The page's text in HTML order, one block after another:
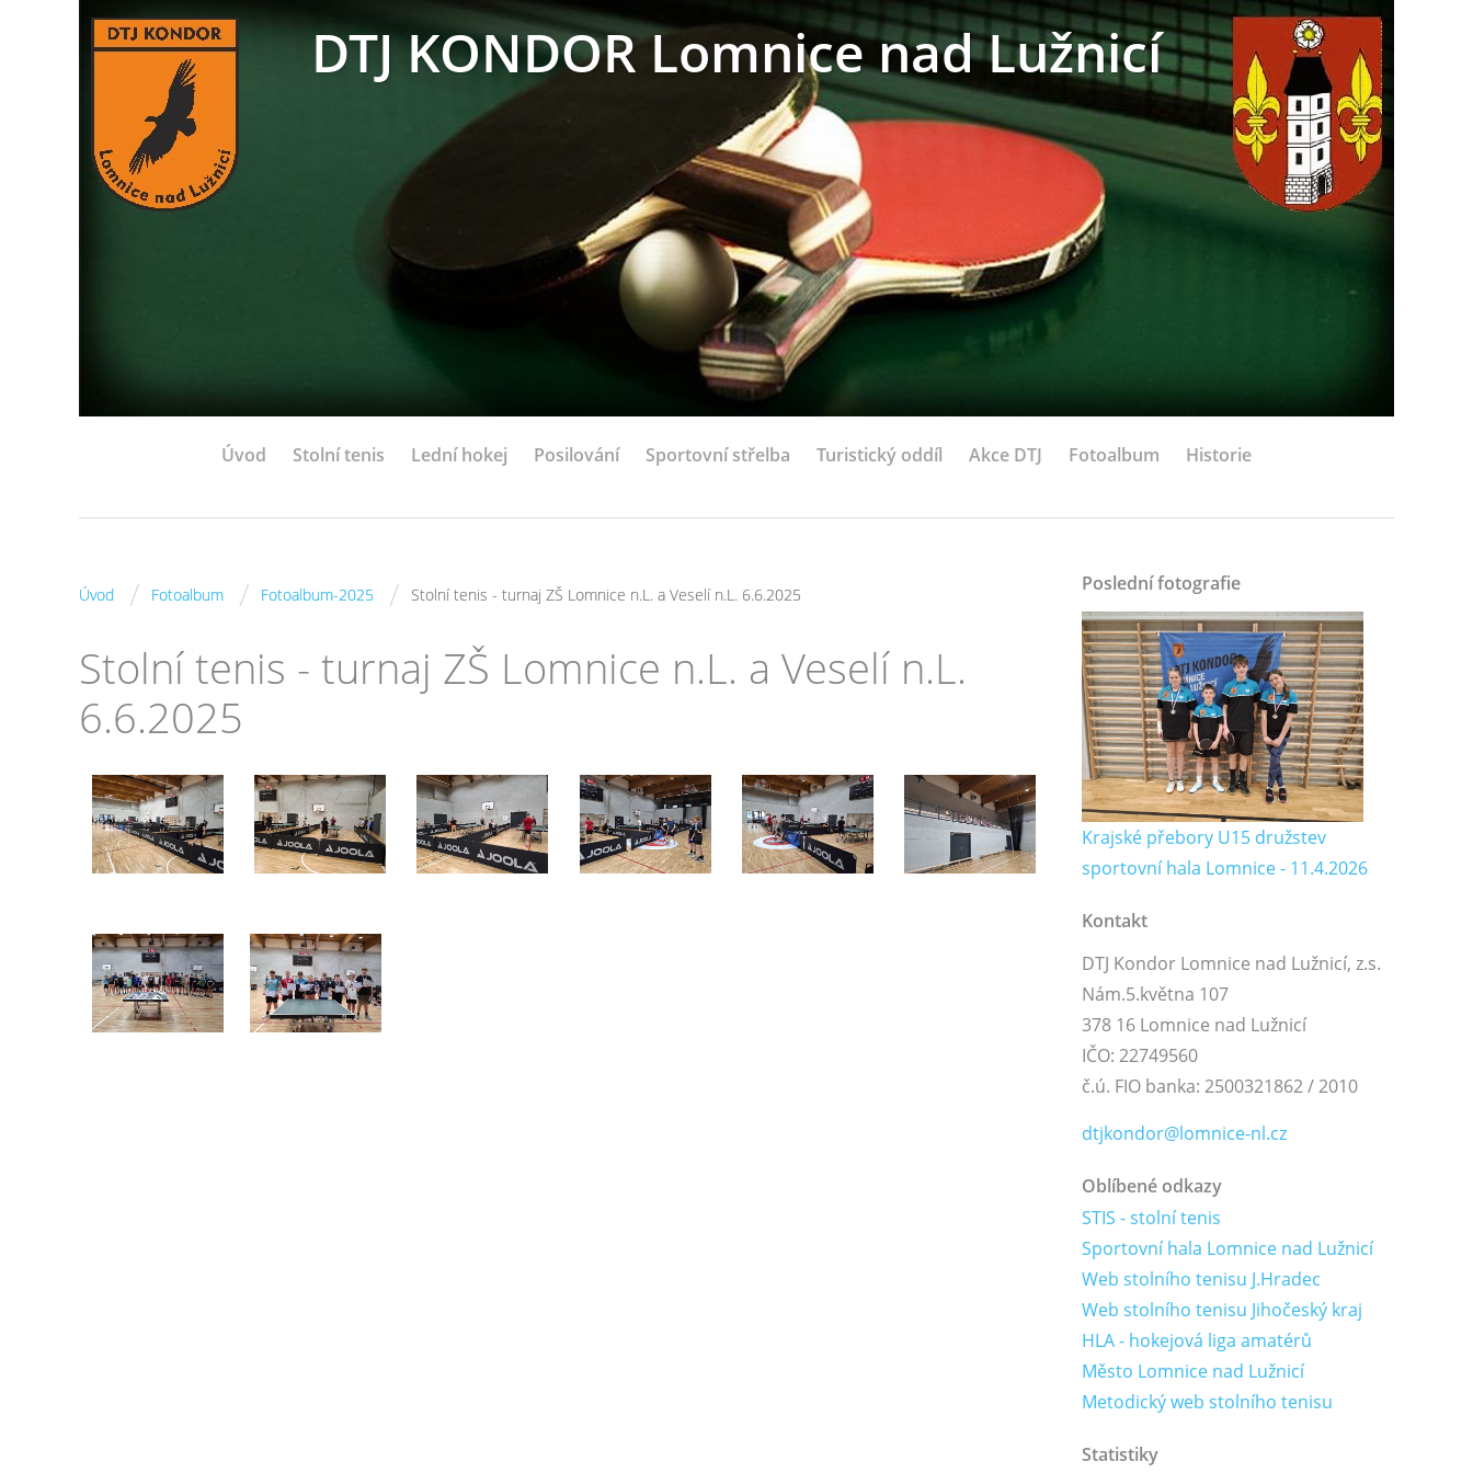
DTJ KONDOR Lomnice nad Lužnicí
Úvod Stolní tenis Lední hokej Posilování Sportovní střelba Turistický oddíl Akce DTJ Fotoalbum Historie
Úvod / Fotoalbum / Fotoalbum-2025 / Stolní tenis - turnaj ZŠ Lomnice n.L. a Veselí n.L. 6.6.2025
Stolní tenis - turnaj ZŠ Lomnice n.L. a Veselí n.L.
6.6.2025
Poslední fotografie
Krajské přebory U15 družstev
sportovní hala Lomnice - 11.4.2026
Kontakt
DTJ Kondor Lomnice nad Lužnicí, z.s.
Nám.5.května 107
378 16 Lomnice nad Lužnicí
IČO: 22749560
č.ú. FIO banka: 2500321862 / 2010
dtjkondor@lomnice-nl.cz
Oblíbené odkazy
STIS - stolní tenis
Sportovní hala Lomnice nad Lužnicí
Web stolního tenisu J.Hradec
Web stolního tenisu Jihočeský kraj
HLA - hokejová liga amatérů
Město Lomnice nad Lužnicí
Metodický web stolního tenisu
Statistiky